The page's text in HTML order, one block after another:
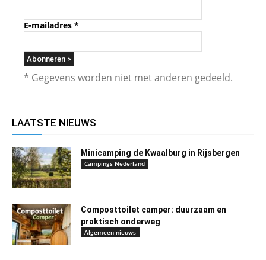
E-mailadres *
* Gegevens worden niet met anderen gedeeld.
LAATSTE NIEUWS
Minicamping de Kwaalburg in Rijsbergen
Campings Nederland
Composttoilet camper: duurzaam en
praktisch onderweg
Algemeen nieuws